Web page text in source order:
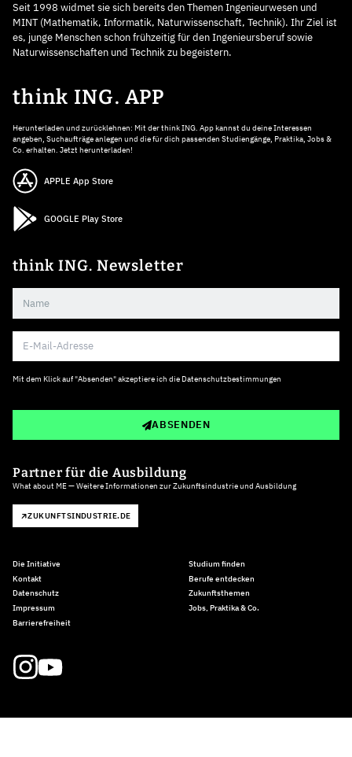
Seit 1998 widmet sie sich bereits den Themen Ingenieurwesen und
MINT (Mathematik, Informatik, Naturwissenschaft, Technik). Ihr Ziel ist
es, junge Menschen schon frühzeitig für den Ingenieursberuf sowie
Naturwissenschaften und Technik zu begeistern.
think ING. APP
Herunterladen und zurücklehnen: Mit der think ING. App kannst du deine Interessen
angeben, Suchaufträge anlegen und die für dich passenden Studiengänge, Praktika, Jobs &
Co. erhalten. Jetzt herunterladen!
APPLE App Store
GOOGLE Play Store
think ING. Newsletter
Mit dem Klick auf "Absenden" akzeptiere ich die Datenschutzbestimmungen
ABSENDEN
Partner für die Ausbildung
What about ME — Weitere Informationen zur Zukunftsindustrie und Ausbildung
ZUKUNFTSINDUSTRIE.DE
Die Initiative
Kontakt
Datenschutz
Impressum
Barrierefreiheit
Studium finden
Berufe entdecken
Zukunftsthemen
Jobs, Praktika & Co.